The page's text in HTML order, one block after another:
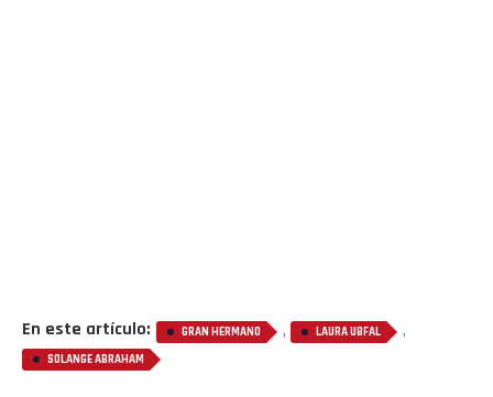
En este artículo: GRAN HERMANO , LAURA UBFAL ,
SOLANGE ABRAHAM